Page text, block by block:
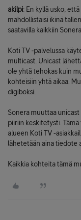
akilpi: En kyllä usko,
mahdollistaisi ikinä
saatavilla kaikkiin
Koti TV -palvelussa
multicast. Unicast
ole yhtä tehokas kuin
kohteisiin yhtä aikaa.
digiboksi.
Sonera muuttaa
piiriin keskitetysti.
alueen Koti TV -
lähetetään aina tiedote
Kaikkia kohteita tämä